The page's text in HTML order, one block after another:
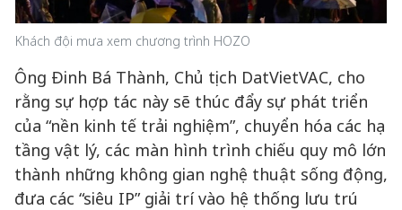
Khách đội mưa xem chương trình HOZO
Ông Đinh Bá Thành, Chủ tịch DatVietVAC, cho
rằng sự hợp tác này sẽ thúc đẩy sự phát triển
của “nền kinh tế trải nghiệm”, chuyển hóa các hạ
tầng vật lý, các màn hình trình chiếu quy mô lớn
thành những không gian nghệ thuật sống động,
đưa các “siêu IP” giải trí vào hệ thống lưu trú